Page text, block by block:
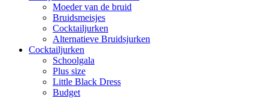
Moeder van de bruid
Bruidsmeisjes
Cocktailjurken
Alternatieve Bruidsjurken
Cocktailjurken
Schoolgala
Plus size
Little Black Dress
Budget